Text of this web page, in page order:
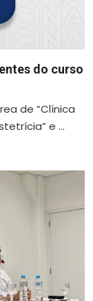
do curso
de “Clínica
e ...